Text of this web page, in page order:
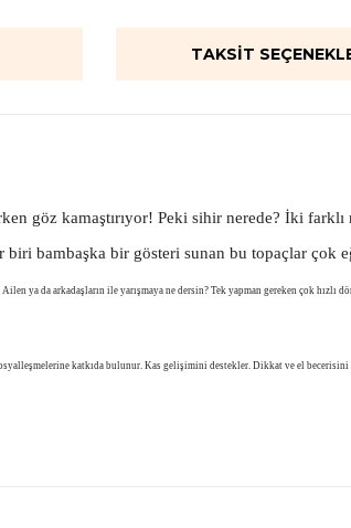
TAKSIT
göz kamaştırıyor! Peki sihir nerede? İki
bambaşka bir gösteri sunan bu topaçlar çok
ya da arkadaşların ile yarışmaya ne dersin? Tek yapman gereken çok
katkıda bulunur. Kas gelişimini destekler. Dikkat ve el